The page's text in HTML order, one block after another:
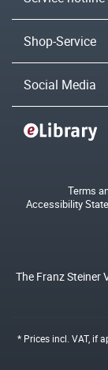
Shop-Service
Social Media
Terms
Accessibility
The Franz Steiner
* Prices incl. VAT, if